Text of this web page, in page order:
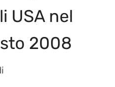
USA nel
2008